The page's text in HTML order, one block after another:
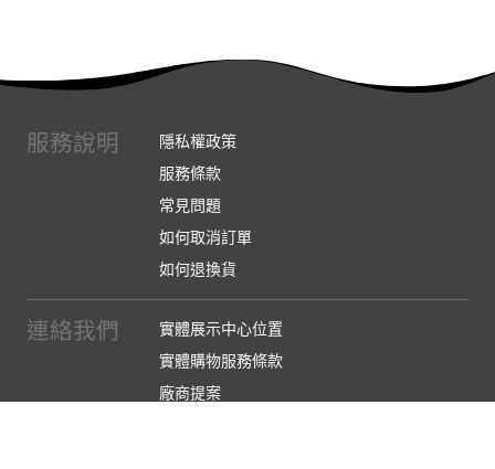
服務說明
隱私權政策
服務條款
常見問題
如何取消訂單
如何退換貨
連絡我們
實體展示中心位置
實體購物服務條款
廠商提案